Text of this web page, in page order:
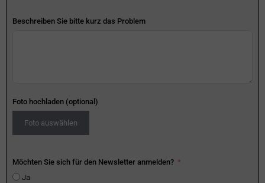
Beschreiben Sie bitte kurz das Problem
Foto hochladen (optional)
Foto auswählen
Möchten Sie sich für den Newsletter anmelden?
Ja